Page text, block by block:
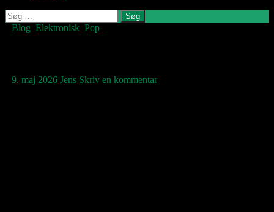
Søg
efter:
Blog ,Elektronisk ,Pop
9. maj 2026 Jens Skriv en kommentar